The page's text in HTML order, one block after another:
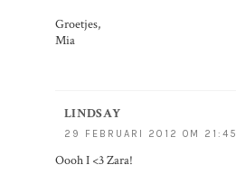
Groetjes,
Mia
LINDSAY
29 FEBRUARI 2012 OM 21:45
Oooh I <3 Zara!